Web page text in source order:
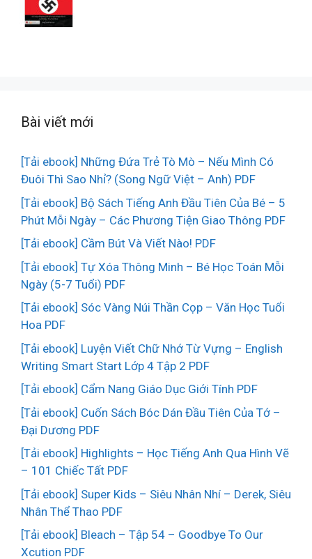
Bài viết mới
[Tải ebook] Những Đứa Trẻ Tò Mò – Nếu Mình Có
Đuôi Thì Sao Nhỉ? (Song Ngữ Việt – Anh) PDF
[Tải ebook] Bộ Sách Tiếng Anh Đầu Tiên Của Bé – 5
Phút Mỗi Ngày – Các Phương Tiện Giao Thông PDF
[Tải ebook] Cầm Bút Và Viết Nào! PDF
[Tải ebook] Tự Xóa Thông Minh – Bé Học Toán Mỗi
Ngày (5-7 Tuổi) PDF
[Tải ebook] Sóc Vàng Núi Thần Cọp – Văn Học Tuổi
Hoa PDF
[Tải ebook] Luyện Viết Chữ Nhớ Từ Vựng – English
Writing Smart Start Lớp 4 Tập 2 PDF
[Tải ebook] Cẩm Nang Giáo Dục Giới Tính PDF
[Tải ebook] Cuốn Sách Bóc Dán Đầu Tiên Của Tớ –
Đại Dương PDF
[Tải ebook] Highlights – Học Tiếng Anh Qua Hình Vẽ
– 101 Chiếc Tất PDF
[Tải ebook] Super Kids – Siêu Nhân Nhí – Derek, Siêu
Nhân Thể Thao PDF
[Tải ebook] Bleach – Tập 54 – Goodbye To Our
Xcution PDF